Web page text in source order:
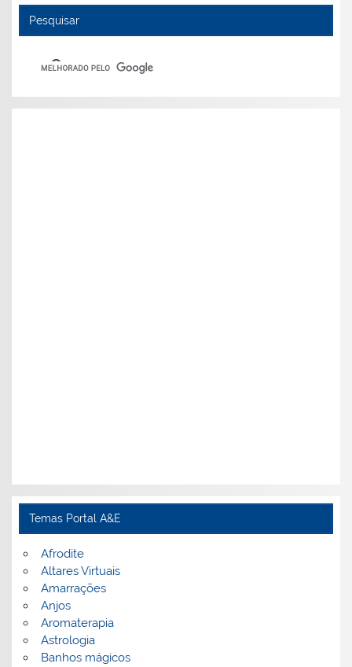
Pesquisar
Temas Portal A&E
Afrodite
Altares Virtuais
Amarrações
Anjos
Aromaterapia
Astrologia
Banhos mágicos